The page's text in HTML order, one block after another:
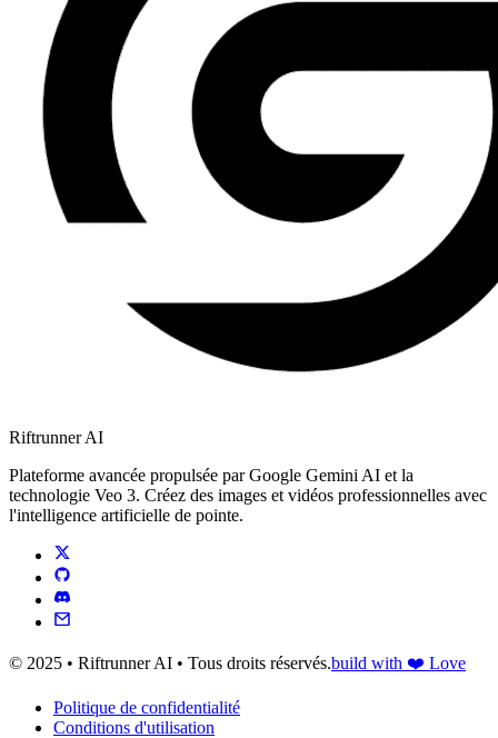
Riftrunner AI
Plateforme avancée propulsée par Google Gemini AI et la
technologie Veo 3. Créez des images et vidéos professionnelles avec
l'intelligence artificielle de pointe.
© 2025 • Riftrunner AI • Tous droits réservés.build with ❤️ Love
Politique de confidentialité
Conditions d'utilisation